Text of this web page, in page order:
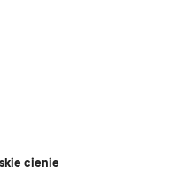
cienie